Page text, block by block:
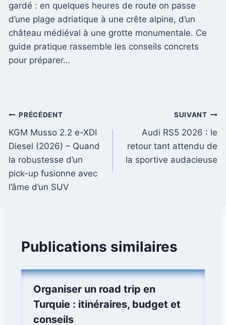
gardé : en quelques heures de route on passe
d’une plage adriatique à une crête alpine, d’un
château médiéval à une grotte monumentale. Ce
guide pratique rassemble les conseils concrets
pour préparer…
Navigation
de
l’article
PRÉCÉDENT
KGM Musso 2.2 e-XDI
Diesel (2026) – Quand
la robustesse d’un
pick-up fusionne avec
l’âme d’un SUV
SUIVANT
Audi RS5 2026 : le
retour tant attendu de
la sportive audacieuse
Publications similaires
Organiser un road trip en
Turquie : itinéraires, budget et
conseils